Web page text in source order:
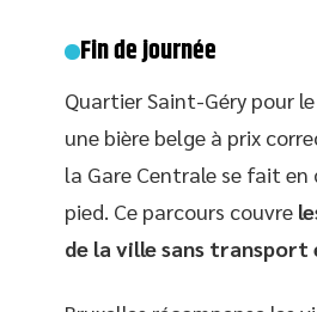
Fin de journée
Quartier Saint-Géry pour
une bière belge à prix
la Gare Centrale se fait en
pied. Ce parcours couvre
de la ville sans transport